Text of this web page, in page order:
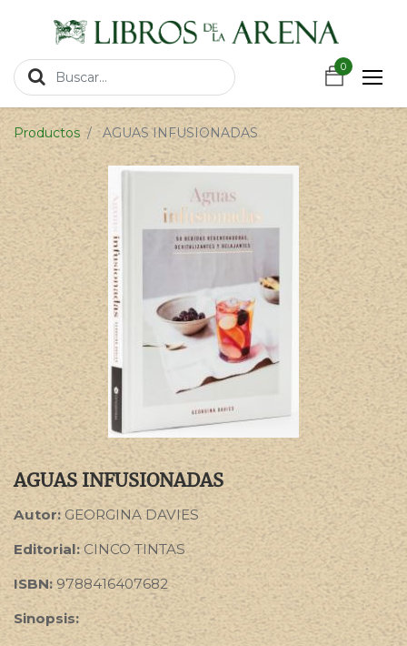
0
0
Productos AGUAS INFUSIONADAS
AGUAS INFUSIONADAS
Autor:GEORGINA DAVIES
Editorial: CINCO TINTAS
ISBN: 9788416407682
Sinopsis: